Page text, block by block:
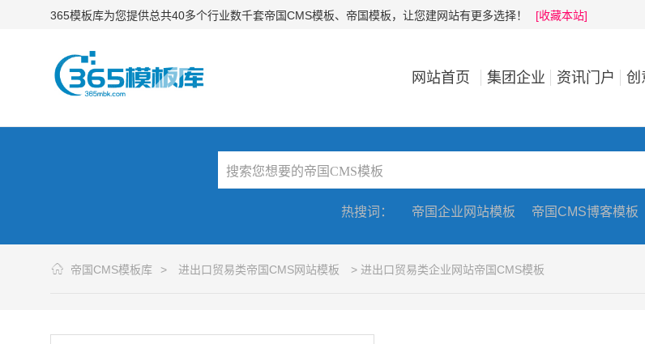
365模板库为您提供总共40多个行业数千套帝国CMS模板、帝国模板，让您建网站有更多选择！ [收藏本站]
网站首页 集团企业 资讯门户 创
热搜词： 帝国企业网站模板 帝国CMS博客模板
帝国CMS模板库 > 进出口贸易类帝国CMS网站模板 > 进出口贸易类企业网站帝国CMS模板